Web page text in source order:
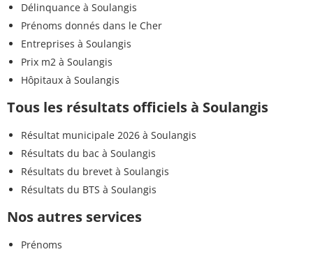
Délinquance à Soulangis
Prénoms donnés dans le Cher
Entreprises à Soulangis
Prix m2 à Soulangis
Hôpitaux à Soulangis
Tous les résultats officiels à Soulangis
Résultat municipale 2026 à Soulangis
Résultats du bac à Soulangis
Résultats du brevet à Soulangis
Résultats du BTS à Soulangis
Nos autres services
Prénoms